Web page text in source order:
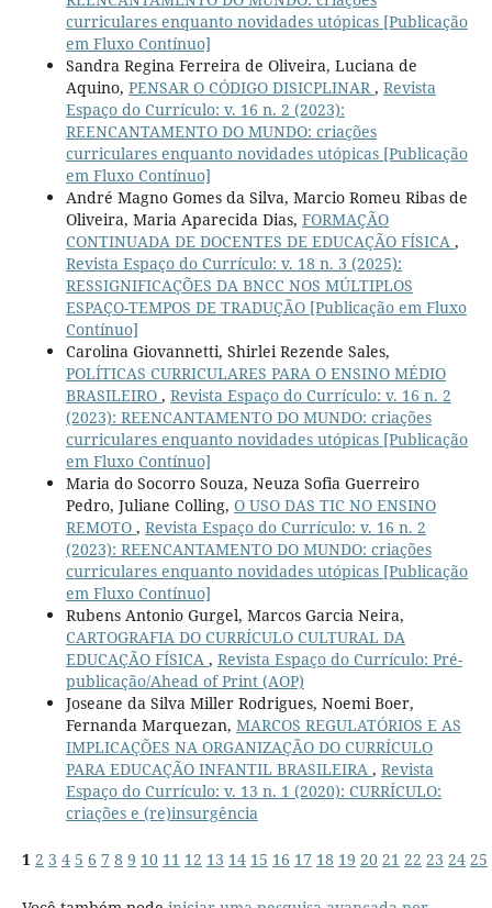
curriculares enquanto novidades utópicas [Publicação
em Fluxo Contínuo]
Sandra Regina Ferreira de Oliveira, Luciana de
Aquino, PENSAR O CÓDIGO DISICPLINAR, Revista
Espaço do Currículo: v. 16 n. 2 (2023):
REENCANTAMENTO DO MUNDO: criações
curriculares enquanto novidades utópicas [Publicação
em Fluxo Contínuo]
André Magno Gomes da Silva, Marcio Romeu Ribas de
Oliveira, Maria Aparecida Dias, FORMAÇÃO
CONTINUADA DE DOCENTES DE EDUCAÇÃO FÍSICA ,
Revista Espaço do Currículo: v. 18 n. 3 (2025):
RESSIGNIFICAÇÕES DA BNCC NOS MÚLTIPLOS
ESPAÇO-TEMPOS DE TRADUÇÃO [Publicação em Fluxo
Contínuo]
Carolina Giovannetti, Shirlei Rezende Sales,
POLÍTICAS CURRICULARES PARA O ENSINO MÉDIO
BRASILEIRO , Revista Espaço do Currículo: v. 16 n. 2
(2023): REENCANTAMENTO DO MUNDO: criações
curriculares enquanto novidades utópicas [Publicação
em Fluxo Contínuo]
Maria do Socorro Souza, Neuza Sofia Guerreiro
Pedro, Juliane Colling, O USO DAS TIC NO ENSINO
REMOTO , Revista Espaço do Currículo: v. 16 n. 2
(2023): REENCANTAMENTO DO MUNDO: criações
curriculares enquanto novidades utópicas [Publicação
em Fluxo Contínuo]
Rubens Antonio Gurgel, Marcos Garcia Neira,
CARTOGRAFIA DO CURRÍCULO CULTURAL DA
EDUCAÇÃO FÍSICA , Revista Espaço do Currículo: Pré-
publicação/Ahead of Print (AOP)
Joseane da Silva Miller Rodrigues, Noemi Boer,
Fernanda Marquezan, MARCOS REGULATÓRIOS E AS
IMPLICAÇÕES NA ORGANIZAÇÃO DO CURRÍCULO
PARA EDUCAÇÃO INFANTIL BRASILEIRA , Revista
Espaço do Currículo: v. 13 n. 1 (2020): CURRÍCULO:
criações e (re)insurgência
1 2 3 4 5 6 7 8 9 10 11 12 13 14 15 16 17 18 19 20 21 22 23 24 25